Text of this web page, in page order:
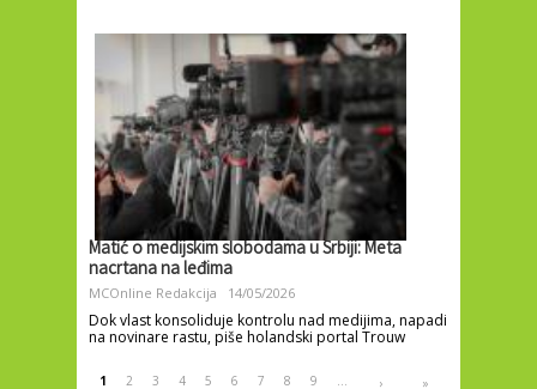
Matić o medijskim slobodama u Srbiji: Meta
nacrtana na leđima
MCOnline Redakcija 14/05/2026
Dok vlast konsoliduje kontrolu nad medijima, napadi
na novinare rastu, piše holandski portal Trouw
1 2 3 4 5 6 7 8 9 … › »